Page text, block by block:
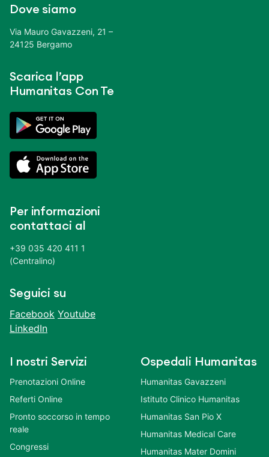
Dove siamo
Via Mauro Gavazzeni, 21 –
24125 Bergamo
Scarica l’app
Humanitas Con Te
Per informazioni
contattaci al
+39 035 420 411 1
(Centralino)
Seguici su
Facebook Youtube
LinkedIn
I nostri Servizi
Prenotazioni Online
Referti Online
Pronto soccorso in tempo
reale
Congressi
Ospedali Humanitas
Humanitas Gavazzeni
Istituto Clinico Humanitas
Humanitas San Pio X
Humanitas Medical Care
Humanitas Mater Domini